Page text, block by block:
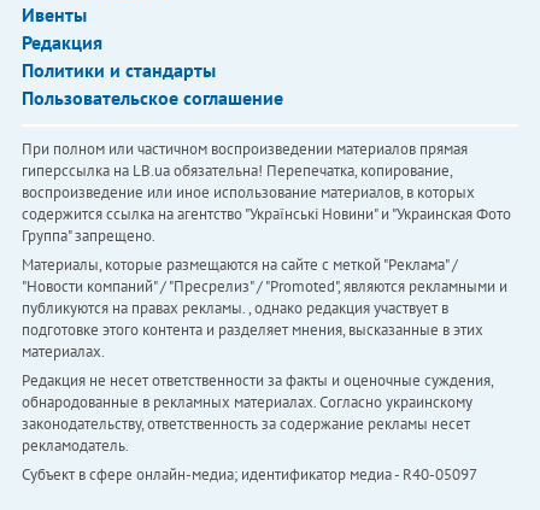
Ивенты
Редакция
Политики и стандарты
Пользовательское соглашение
При полном или частичном воспроизведении материалов прямая
гиперссылка на LB.ua обязательна! Перепечатка, копирование,
воспроизведение или иное использование материалов, в которых
содержится ссылка на агентство "Українськi Новини" и "Украинская Фото
Группа" запрещено.
Материалы, которые размещаются на сайте с меткой "Реклама" /
"Новости компаний" / "Пресрелиз" / "Promoted", являются рекламными и
публикуются на правах рекламы. , однако редакция участвует в
подготовке этого контента и разделяет мнения, высказанные в этих
материалах.
Редакция не несет ответственности за факты и оценочные суждения,
обнародованные в рекламных материалах. Согласно украинскому
законодательству, ответственность за содержание рекламы несет
рекламодатель.
Субъект в сфере онлайн-медиа; идентификатор медиа - R40-05097